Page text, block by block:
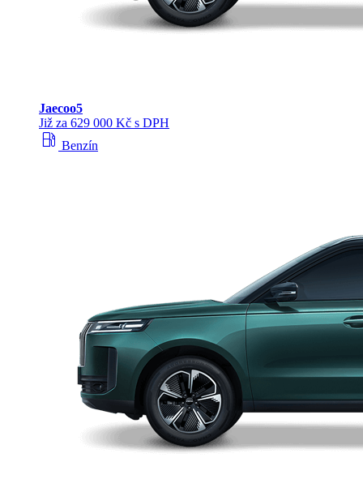
Jaecoo5
Již za 629 000 Kč s DPH
local_gas_station Benzín